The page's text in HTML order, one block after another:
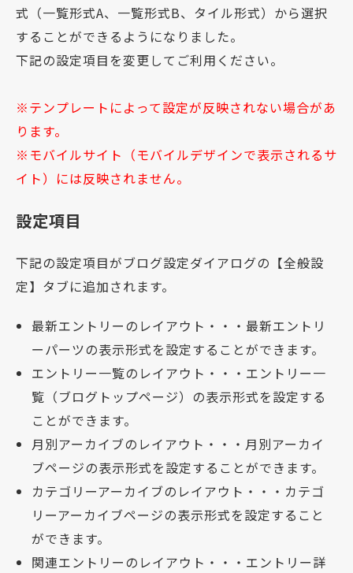
式（一覧形式A、一覧形式B、タイル形式）から選択
することができるようになりました。
下記の設定項目を変更してご利用ください。
※テンプレートによって設定が反映されない場合があ
ります。
※モバイルサイト（モバイルデザインで表示されるサ
イト）には反映されません。
設定項目
下記の設定項目がブログ設定ダイアログの【全般設
定】タブに追加されます。
最新エントリーのレイアウト・・・最新エントリ
ーパーツの表示形式を設定することができます。
エントリー一覧のレイアウト・・・エントリー一
覧（ブログトップページ）の表示形式を設定する
ことができます。
月別アーカイブのレイアウト・・・月別アーカイ
ブページの表示形式を設定することができます。
カテゴリーアーカイブのレイアウト・・・カテゴ
リーアーカイブページの表示形式を設定すること
ができます。
関連エントリーのレイアウト・・・エントリー詳